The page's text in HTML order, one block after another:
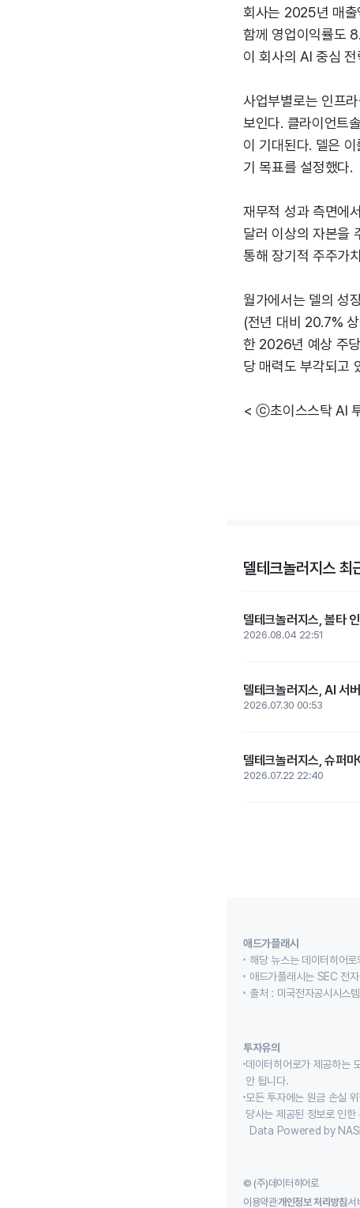
회사는 2025년 매
함께 영업이익률도
이 회사의 AI 중심
사업부별로는 인프
보인다. 클라이언트
이 기대된다. 델은
기 목표를 설정했다.
재무적 성과 측면에
달러 이상의 자본을
통해 장기적 주주가
월가에서는 델의 성
(전년 대비 20.7%
한 2026년 예상 주
당 매력도 부각되고
< ⓒ초이스스탁 AI
델테크놀러지스 최
델테크놀러지스, 볼타
2026.08.04 22:51
델테크놀러지스, AI 서
2026.07.30 00:53
델테크놀러지스, 슈퍼
2026.07.22 22:40
애드가플래시
해당 뉴스는 데이터히어
애드가플래시는 SEC 전
출처 : 미국전자공시시스
투자유의
데이터히어로가 제공하는
안 됩니다.
모든 투자에는 원금 손실
당사는 제공된 정보로 인
Data Powered by
© (주)데이터히어로
이용약관개인정보 처리방침서